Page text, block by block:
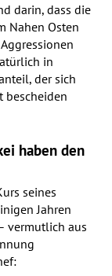
darin, dass die
Nahen Osten
in
der sich
bescheiden
haben den
seines
Jahren
vermutlich aus